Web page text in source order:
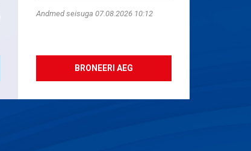
Andmed seisuga 07.08.2026 10:12
BRONEERI AEG